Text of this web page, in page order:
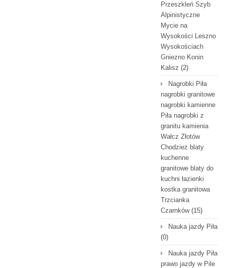
Przeszkleń Szyb
Alpinistyczne
Mycie na
Wysokości Leszno
Wysokościach
Gniezno Konin
Kalisz (2)
Nagrobki Piła
nagrobki granitowe
nagrobki kamienne
Piła nagrobki z
granitu kamienia
Wałcz Złotów
Chodzież blaty
kuchenne
granitowe blaty do
kuchni łazienki
kostka granitowa
Trzcianka
Czarnków(15)
Nauka jazdy Piła
(0)
Nauka jazdy Piła
prawo jazdy w Pile